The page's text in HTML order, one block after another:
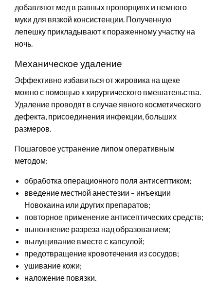
добавляют мед в равных пропорциях и немного
муки для вязкой консистенции. Полученную
лепешку прикладывают к пораженному участку на
ночь.
Механическое удаление
Эффективно избавиться от жировика на щеке
можно с помощью к хирургического вмешательства.
Удаление проводят в случае явного косметического
дефекта, присоединения инфекции, больших
размеров.
Пошаговое устранение липом оперативным
методом:
обработка операционного поля антисептиком;
введение местной анестезии – инъекции
Новокаина или других препаратов;
повторное применение антисептических средств;
выполнение разреза над образованием;
вылущивание вместе с капсулой;
предотвращение кровотечения из сосудов;
ушивание кожи;
наложение повязки.